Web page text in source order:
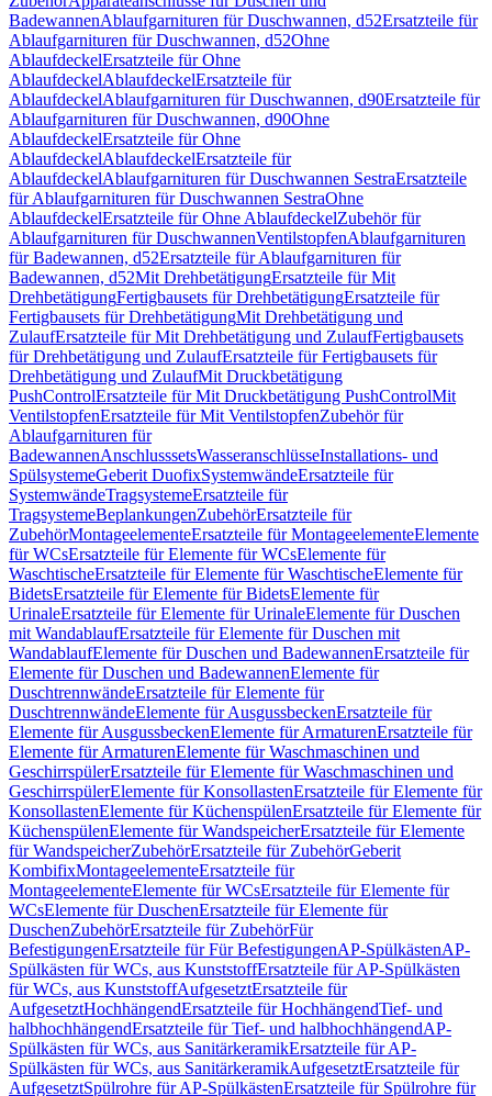
BadewannenAblaufgarnituren für Duschwannen, d52Ersatzteile für
Ablaufgarnituren für Duschwannen, d52Ohne
AblaufdeckelErsatzteile für Ohne
AblaufdeckelAblaufdeckelErsatzteile für
AblaufdeckelAblaufgarnituren für Duschwannen, d90Ersatzteile für
Ablaufgarnituren für Duschwannen, d90Ohne
AblaufdeckelErsatzteile für Ohne
AblaufdeckelAblaufdeckelErsatzteile für
AblaufdeckelAblaufgarnituren für Duschwannen SestraErsatzteile
für Ablaufgarnituren für Duschwannen SestraOhne
AblaufdeckelErsatzteile für Ohne AblaufdeckelZubehör für
Ablaufgarnituren für DuschwannenVentilstopfenAblaufgarnituren
für Badewannen, d52Ersatzteile für Ablaufgarnituren für
Badewannen, d52Mit DrehbetätigungErsatzteile für Mit
DrehbetätigungFertigbausets für DrehbetätigungErsatzteile für
Fertigbausets für DrehbetätigungMit Drehbetätigung und
ZulaufErsatzteile für Mit Drehbetätigung und ZulaufFertigbausets
für Drehbetätigung und ZulaufErsatzteile für Fertigbausets für
Drehbetätigung und ZulaufMit Druckbetätigung
PushControlErsatzteile für Mit Druckbetätigung PushControlMit
VentilstopfenErsatzteile für Mit VentilstopfenZubehör für
Ablaufgarnituren für
BadewannenAnschlusssetsWasseranschlüsseInstallations- und
SpülsystemeGeberit DuofixSystemwändeErsatzteile für
SystemwändeTragsystemeErsatzteile für
TragsystemeBeplankungenZubehörErsatzteile für
ZubehörMontageelementeErsatzteile für MontageelementeElemente
für WCsErsatzteile für Elemente für WCsElemente für
WaschtischeErsatzteile für Elemente für WaschtischeElemente für
BidetsErsatzteile für Elemente für BidetsElemente für
UrinaleErsatzteile für Elemente für UrinaleElemente für Duschen
mit WandablaufErsatzteile für Elemente für Duschen mit
WandablaufElemente für Duschen und BadewannenErsatzteile für
Elemente für Duschen und BadewannenElemente für
DuschtrennwändeErsatzteile für Elemente für
DuschtrennwändeElemente für AusgussbeckenErsatzteile für
Elemente für AusgussbeckenElemente für ArmaturenErsatzteile für
Elemente für ArmaturenElemente für Waschmaschinen und
GeschirrspülerErsatzteile für Elemente für Waschmaschinen und
GeschirrspülerElemente für KonsollastenErsatzteile für Elemente für
KonsollastenElemente für KüchenspülenErsatzteile für Elemente für
KüchenspülenElemente für WandspeicherErsatzteile für Elemente
für WandspeicherZubehörErsatzteile für ZubehörGeberit
KombifixMontageelementeErsatzteile für
MontageelementeElemente für WCsErsatzteile für Elemente für
WCsElemente für DuschenErsatzteile für Elemente für
DuschenZubehörErsatzteile für ZubehörFür
BefestigungenErsatzteile für Für BefestigungenAP-SpülkästenAP-
Spülkästen für WCs, aus KunststoffErsatzteile für AP-Spülkästen
für WCs, aus KunststoffAufgesetztErsatzteile für
AufgesetztHochhängendErsatzteile für HochhängendTief- und
halbhochhängendErsatzteile für Tief- und halbhochhängendAP-
Spülkästen für WCs, aus SanitärkeramikErsatzteile für AP-
Spülkästen für WCs, aus SanitärkeramikAufgesetztErsatzteile für
AufgesetztSpülrohre für AP-SpülkästenErsatzteile für Spülrohre für